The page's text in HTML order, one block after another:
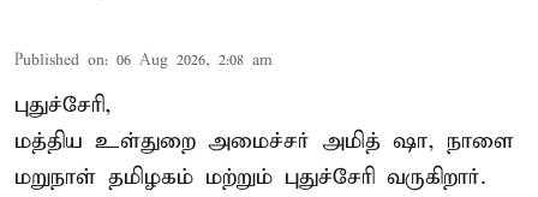
Published on: 06 Aug 2026, 2:08 am
புதுச்சேரி,
மத்திய உள்துறை அமைச்சர் அமித் ஷா, நாளை
மறுநாள் தமிழகம் மற்றும் புதுச்சேரி வருகிறார்.